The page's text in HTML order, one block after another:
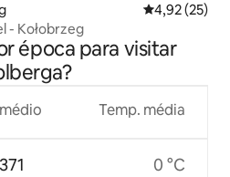
4,92 de uma
4,92 (25)
- Kołobrzeg
época para visitar
Temp. média
0 °C